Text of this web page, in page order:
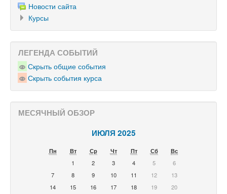
Новости сайта
Курсы
ЛЕГЕНДА СОБЫТИЙ
Скрыть общие события
Скрыть события курса
МЕСЯЧНЫЙ ОБЗОР
ИЮЛЯ 2025
Пн Вт Ср Чт Пт Сб
Вс
1
2 3 4 5
6
7
8 9 10 11 12
13
14
15 16 17 18 19
20